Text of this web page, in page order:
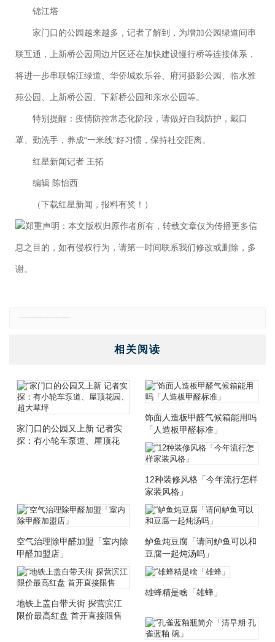
锦江塔
家门口的公园越来越多，记者了解到，为增加公园绿道间串
联互通，上新桥公园周边片区还在加快建设慢行桥等连接体系，
将进一步串联锦江绿道、华侨城欢乐谷、府河摄影公园、临水雅
苑公园、上新桥公园、下新桥公园和亲水公园等。
特别提醒：疫情防控常态化阶段，请做好自我防护，戴口
罩、勤洗手，养成“一米线”好习惯，保持社交距离。
红星新闻记者 王拓
编辑 陈怡西
（下载红星新闻，报料有奖！）
郑重声明：本文版权归原作者所有，转载文章仅为传播更多信
息之目的，如有侵权行为，请第一时间联系我们修改或删除，多
谢。
相关阅读
家门口的公园又上新 记者实
探：有小轮车泵道、屋顶花
饰面人造板甲醛气候箱能用吗
「人造板甲醛标准」
12种装修风格「今年流行怎样
家装风格」
空气治理除甲醛加盟「室内除
甲醛加盟店」
鲈鱼炖豆腐「请问鲈鱼可以和
豆腐一起炖汤吗」
地铁上盖自带天街 探营滨江
限价最高红盘 首开直接限售
雄蜂精是啥「雄蜂」